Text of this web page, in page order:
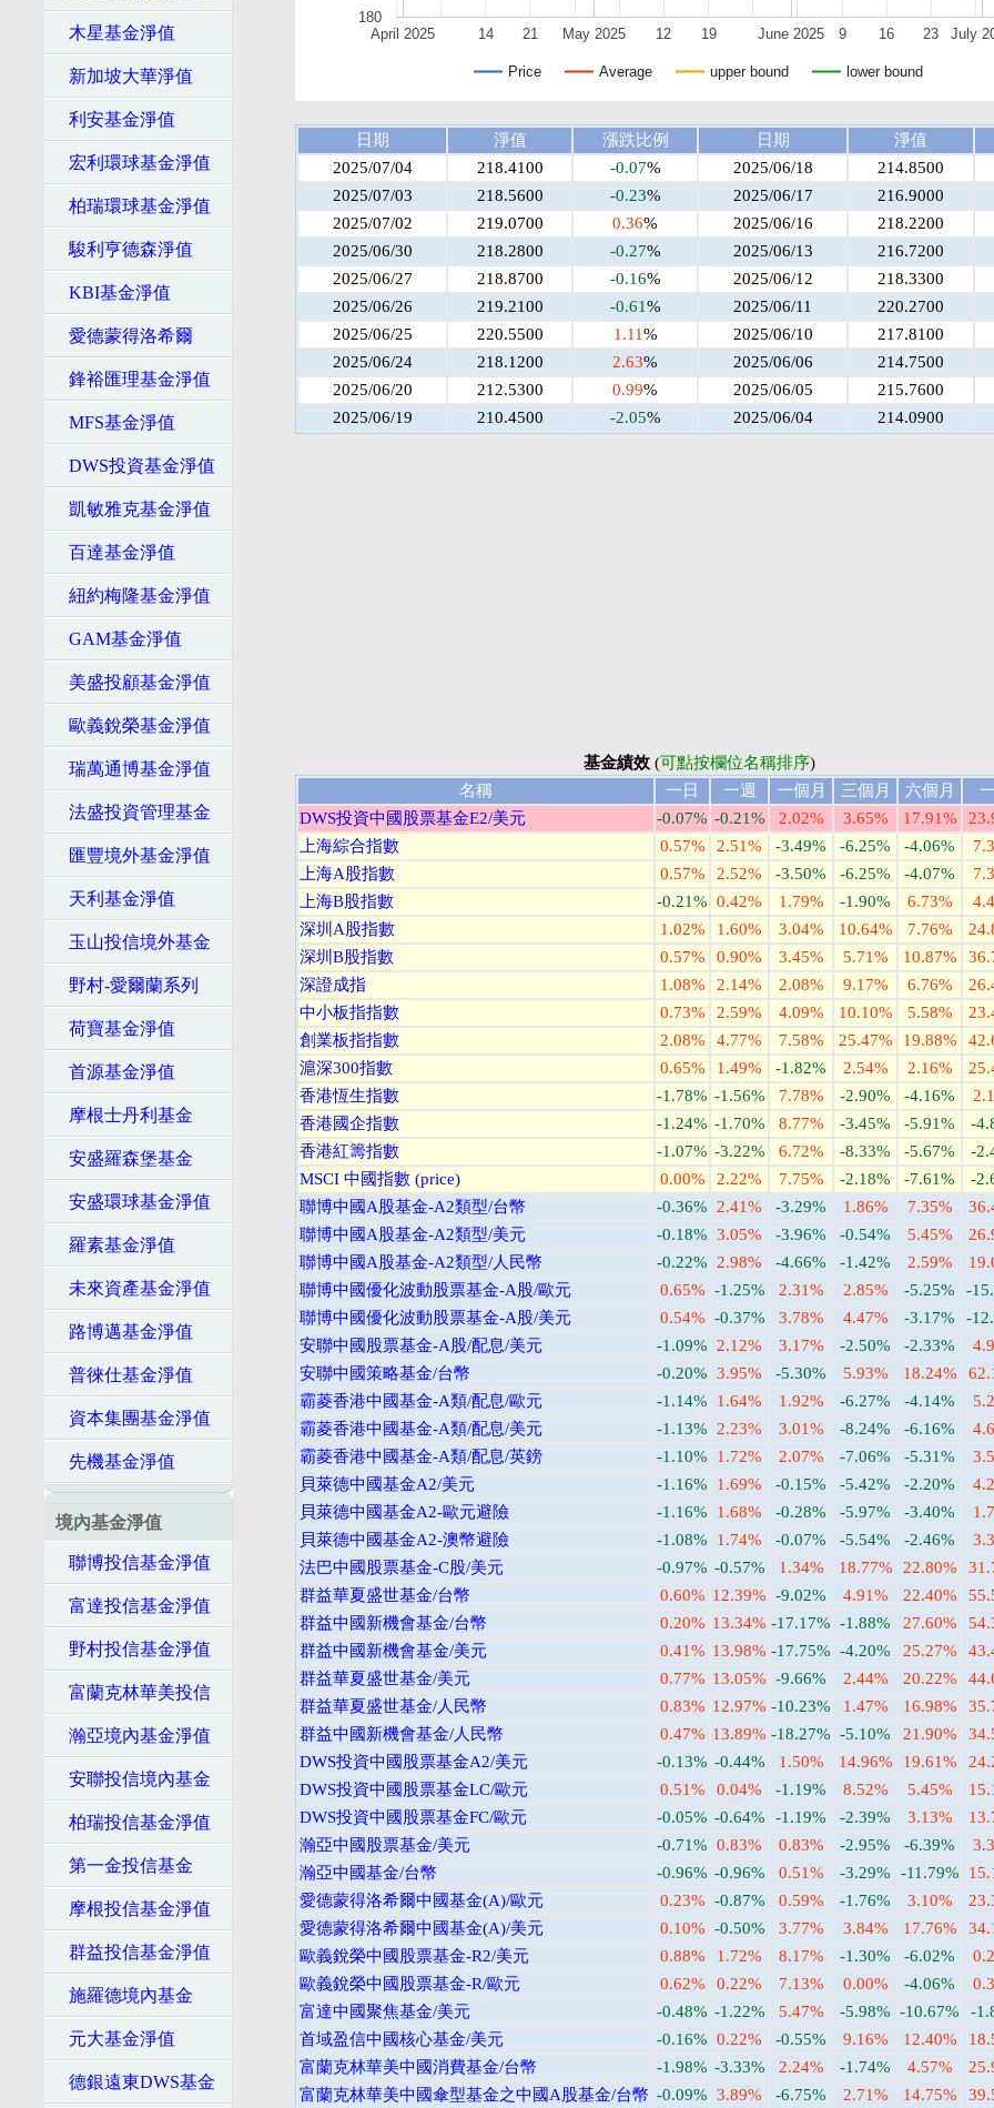
木星基金淨值
新加坡大華淨值
利安基金淨值
宏利環球基金淨值
柏瑞環球基金淨值
駿利亨德森淨值
KBI基金淨值
愛德蒙得洛希爾
鋒裕匯理基金淨值
MFS基金淨值
DWS投資基金淨值
凱敏雅克基金淨值
百達基金淨值
紐約梅隆基金淨值
GAM基金淨值
美盛投顧基金淨值
歐義銳榮基金淨值
瑞萬通博基金淨值
法盛投資管理基金
匯豐境外基金淨值
天利基金淨值
玉山投信境外基金
野村-愛爾蘭系列
荷寶基金淨值
首源基金淨值
摩根士丹利基金
安盛羅森堡基金
安盛環球基金淨值
羅素基金淨值
未來資產基金淨值
路博邁基金淨值
普徠仕基金淨值
資本集團基金淨值
先機基金淨值
境內基金淨值
聯博投信基金淨值
富達投信基金淨值
野村投信基金淨值
富蘭克林華美投信
瀚亞境內基金淨值
安聯投信境內基金
柏瑞投信基金淨值
第一金投信基金
摩根投信基金淨值
群益投信基金淨值
施羅德境內基金
元大基金淨值
德銀遠東DWS基金
Price Average upper bound lower bound
April 2025 May 2025 June 2025 July
14 21 12 19 9 16 23
180
日期 淨值 漲跌比例 日期
淨值
2025/07/04
218.4100 -0.07% 2025/06/18
214.8500
2025/07/03
218.5600 -0.23% 2025/06/17
216.9000
2025/07/02
219.0700 0.36% 2025/06/16
218.2200
2025/06/30
218.2800 -0.27% 2025/06/13
216.7200
2025/06/27
218.8700 -0.16% 2025/06/12
218.3300
2025/06/26
219.2100 -0.61% 2025/06/11
220.2700
2025/06/25
220.5500 1.11% 2025/06/10
217.8100
2025/06/24
218.1200 2.63% 2025/06/06
214.7500
2025/06/20
212.5300 0.99% 2025/06/05
215.7600
2025/06/19
210.4500 -2.05% 2025/06/04 214.0900
基金績效(可點按欄位名稱排序)
名稱
一日 一週 一個月 三個月 六個月
DWS投資中國股票基金E2/美元
-0.07% -0.21% 2.02% 3.65% 17.91%
上海綜合指數
0.57% 2.51% -3.49% -6.25% -4.06%
上海A股指數
0.57% 2.52% -3.50% -6.25% -4.07%
上海B股指數
-0.21% 0.42% 1.79% -1.90% 6.73%
深圳A股指數
1.02% 1.60% 3.04% 10.64% 7.76%
深圳B股指數
0.57% 0.90% 3.45% 5.71% 10.87%
深證成指
1.08% 2.14% 2.08% 9.17% 6.76%
中小板指指數
0.73% 2.59% 4.09% 10.10% 5.58%
創業板指指數
2.08% 4.77% 7.58% 25.47% 19.88%
滬深300指數
0.65% 1.49% -1.82% 2.54% 2.16%
香港恆生指數
-1.78% -1.56% 7.78% -2.90% -4.16%
香港國企指數
-1.24% -1.70% 8.77% -3.45% -5.91%
-
香港紅籌指數
-1.07% -3.22% 6.72% -8.33% -5.67%
-
MSCI 中國指數 (price)
0.00% 2.22% 7.75% -2.18% -7.61%
-
聯博中國A股基金-A2類型/台幣
-0.36% 2.41% -3.29% 1.86% 7.35%
聯博中國A股基金-A2類型/美元
-0.18% 3.05% -3.96% -0.54% 5.45%
聯博中國A股基金-A2類型/人民幣
-0.22% 2.98% -4.66% -1.42% 2.59%
聯博中國優化波動股票基金-A股/歐元
0.65% -1.25% 2.31% 2.85% -5.25%
-
聯博中國優化波動股票基金-A股/美元
0.54% -0.37% 3.78% 4.47% -3.17%
-
安聯中國股票基金-A股/配息/美元
-1.09% 2.12% 3.17% -2.50% -2.33%
安聯中國策略基金/台幣
-0.20% 3.95% -5.30% 5.93% 18.24%
霸菱香港中國基金-A類/配息/歐元
-1.14% 1.64% 1.92% -6.27% -4.14%
霸菱香港中國基金-A類/配息/美元
-1.13% 2.23% 3.01% -8.24% -6.16%
霸菱香港中國基金-A類/配息/英鎊
-1.10% 1.72% 2.07% -7.06% -5.31%
貝萊德中國基金A2/美元
-1.16% 1.69% -0.15% -5.42% -2.20%
貝萊德中國基金A2-歐元避險
-1.16% 1.68% -0.28% -5.97% -3.40%
貝萊德中國基金A2-澳幣避險
-1.08% 1.74% -0.07% -5.54% -2.46%
法巴中國股票基金-C股/美元
-0.97% -0.57% 1.34% 18.77% 22.80%
群益華夏盛世基金/台幣
0.60% 12.39% -9.02% 4.91% 22.40%
群益中國新機會基金/台幣
0.20% 13.34% -17.17% -1.88% 27.60%
群益中國新機會基金/美元
0.41% 13.98% -17.75% -4.20% 25.27%
群益華夏盛世基金/美元
0.77% 13.05% -9.66% 2.44% 20.22%
群益華夏盛世基金/人民幣
0.83% 12.97% -10.23% 1.47% 16.98%
群益中國新機會基金/人民幣
0.47% 13.89% -18.27% -5.10% 21.90%
DWS投資中國股票基金A2/美元
-0.13% -0.44% 1.50% 14.96% 19.61%
DWS投資中國股票基金LC/歐元
0.51% 0.04% -1.19% 8.52% 5.45%
DWS投資中國股票基金FC/歐元
-0.05% -0.64% -1.19% -2.39% 3.13%
瀚亞中國股票基金/美元
-0.71% 0.83% 0.83% -2.95% -6.39%
瀚亞中國基金/台幣
-0.96% -0.96% 0.51% -3.29% -11.79%
愛德蒙得洛希爾中國基金(A)/歐元
0.23% -0.87% 0.59% -1.76% 3.10%
愛德蒙得洛希爾中國基金(A)/美元
0.10% -0.50% 3.77% 3.84% 17.76%
歐義銳榮中國股票基金-R2/美元
0.88% 1.72% 8.17% -1.30% -6.02%
歐義銳榮中國股票基金-R/歐元
0.62% 0.22% 7.13% 0.00% -4.06%
富達中國聚焦基金/美元
-0.48% -1.22% 5.47% -5.98% -10.67%
-
首域盈信中國核心基金/美元
-0.16% 0.22% -0.55% 9.16% 12.40%
富蘭克林華美中國消費基金/台幣
-1.98% -3.33% 2.24% -1.74% 4.57%
富蘭克林華美中國傘型基金之中國A股基金/台幣 -0.09% 3.89% -6.75% 2.71% 14.75%